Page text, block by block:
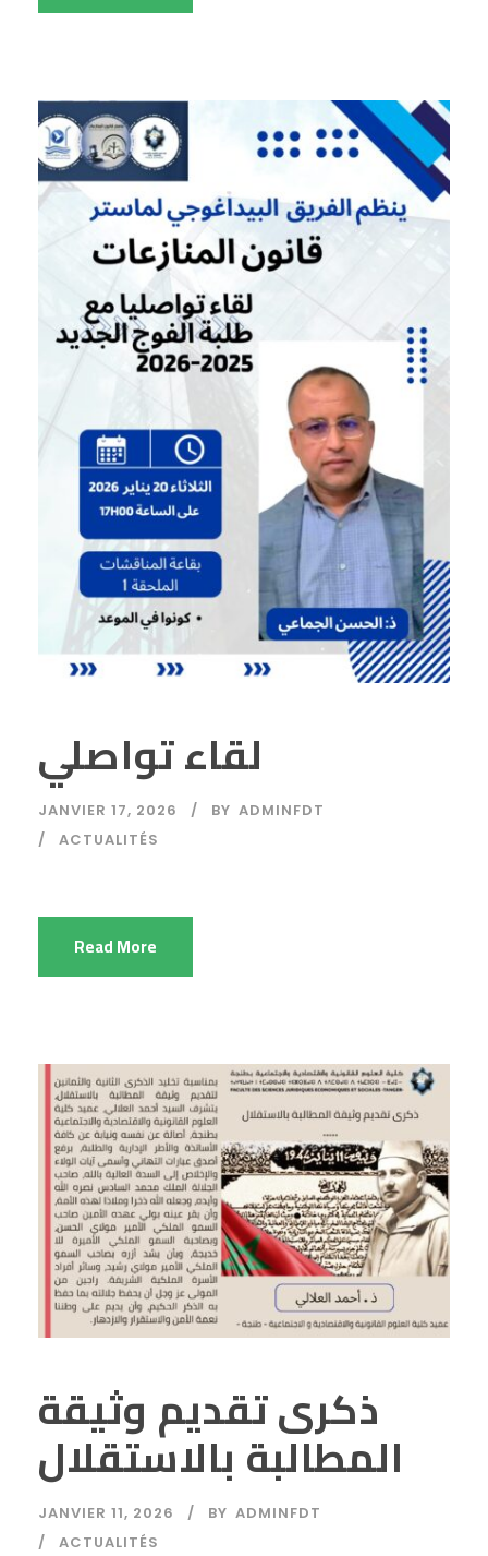
لقاء تواصلي
JANVIER 17, 2026 BY ADMINFDT
ACTUALITÉS
Read More
ذكرى تقديم وثيقة
المطالبة بالاستقلال
JANVIER 11, 2026 BY ADMINFDT
ACTUALITÉS